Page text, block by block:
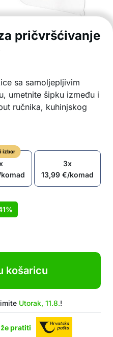
pričvršćivanje
sa samoljepljivim
umetnite šipku između i
ručnika, kuhinjskog
površinu
šipku između 2 kuke
pribor
za ručnike, kuhinjski
itd.
pričvrstite ovjesnih
izbor
3x
13,99€/komad
košaricu
Utorak, 11.8.!
pratiti